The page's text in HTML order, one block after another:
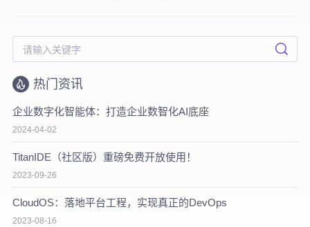
热门资讯
企业数字化智能体：打造企业数智化AI底座
2024-04-02
TitanIDE（社区版）重磅免费开放使用！
2023-09-26
CloudOS：落地平台工程，实现真正的DevOps
2023-08-16